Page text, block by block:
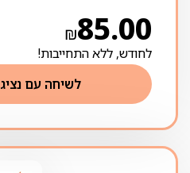
₪85.00
לחודש, ללא התחייבות!
לשיחה עם נציג